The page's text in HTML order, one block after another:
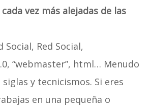
vez más alejadas de las
Social, Red Social,
“webmaster”, html… Menudo
y tecnicismos. Si eres
en una pequeña o